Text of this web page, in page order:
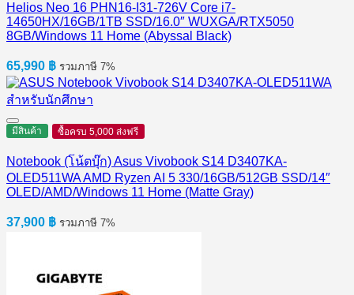
Helios Neo 16 PHN16-I31-726V Core i7-
14650HX/16GB/1TB SSD/16.0″ WUXGA/RTX5050
8GB/Windows 11 Home (Abyssal Black)
65,990 ฿ รวมภาษี 7%
มีสินค้า ซื้อครบ 5,000 ส่งฟรี
Notebook (โน้ตบุ๊ก) Asus Vivobook S14 D3407KA-
OLED511WA AMD Ryzen AI 5 330/16GB/512GB SSD/14″
OLED/AMD/Windows 11 Home (Matte Gray)
37,900 ฿ รวมภาษี 7%